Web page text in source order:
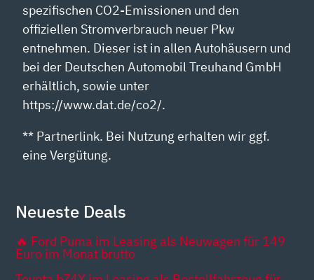
spezifischen CO2-Emissionen und den
offiziellen Stromverbrauch neuer Pkw
entnehmen. Dieser ist in allen Autohäusern und
bei der Deutschen Automobil Treuhand GmbH
erhältlich, sowie unter
https://www.dat.de/co2/.
** Partnerlink. Bei Nutzung erhalten wir ggf.
eine Vergütung.
Neueste Deals
🔥 Ford Puma im Leasing als Neuwagen für 149
Euro im Monat brutto